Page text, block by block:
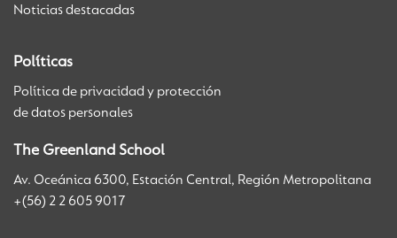
Noticias destacadas
Políticas
Política de privacidad y protección
de datos personales
The Greenland School
Av. Oceánica 6300, Estación Central, Región Metropolitana
+(56) 2 2 605 9017